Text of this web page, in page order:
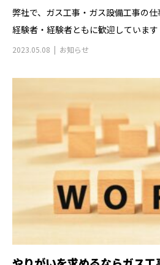
弊社で、ガス工事・ガス設備工事の
経験者・経験者ともに歓迎しています
2023.05.08 お知らせ